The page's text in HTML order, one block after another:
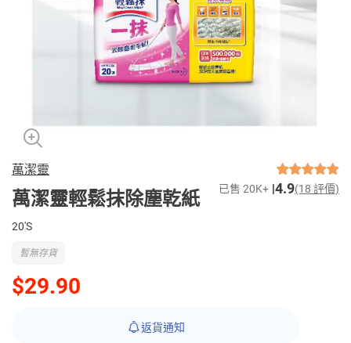
萬潔靈
萬潔靈輕鬆抹除塵乾紙 已售 20K+ 4.9(18 評價)
20'S
$29.90
暫無存貨
返貨通知